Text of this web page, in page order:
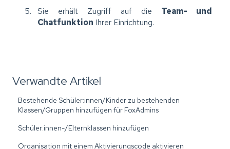
Sie erhält Zugriff auf die Team- und
Chatfunktion Ihrer Einrichtung.
Verwandte Artikel
Bestehende Schüler:innen/Kinder zu bestehenden
Klassen/Gruppen hinzufügen für FoxAdmins
Schüler:innen-/Elternklassen hinzufügen
Organisation mit einem Aktivierungscode aktivieren